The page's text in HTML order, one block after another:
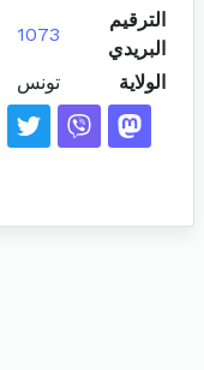
الترقيم
البريدي
1073
الولاية تونس